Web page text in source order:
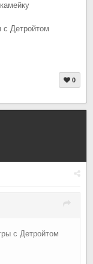
с Детройтом
0
с Детройтом